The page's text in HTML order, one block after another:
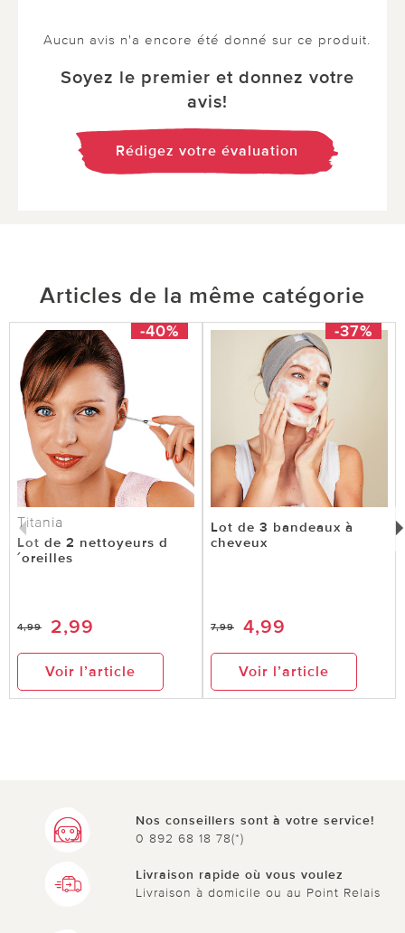
Aucun avis n'a encore été donné sur ce produit.
Soyez le premier et donnez votre
avis!
Rédigez votre évaluation
Articles de la même catégorie
-40%
Titania
Lot de 2 nettoyeurs d
´oreilles
4,99 2,99
Voir l’article
-37%
Lot de 3 bandeaux à
cheveux
7,99 4,99
Voir l’article
Nos conseillers sont à votre service!
0 892 68 18 78(*)
Livraison rapide où vous voulez
Livraison à domicile ou au Point Relais